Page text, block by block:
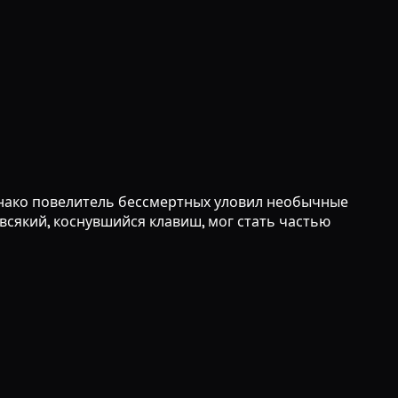
повелитель бессмертных уловил необычные
коснувшийся клавиш, мог стать частью